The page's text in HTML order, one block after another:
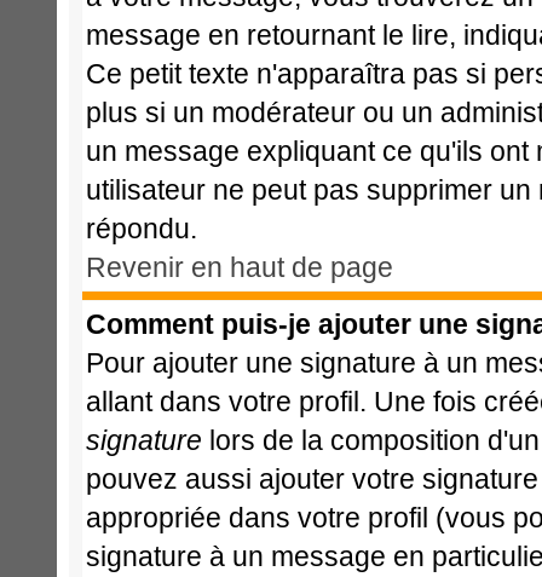
message en retournant le lire,
Ce petit texte n'apparaîtra pas si
plus si un modérateur ou un
un message expliquant ce qu'ils
utilisateur ne peut pas supprimer
répondu.
Revenir en haut de page
Comment puis-je ajouter une
Pour ajouter une signature à un
allant dans votre profil. Une fois
signature lors de la composition
pouvez aussi ajouter votre
appropriée dans votre profil (vous
signature à un message en